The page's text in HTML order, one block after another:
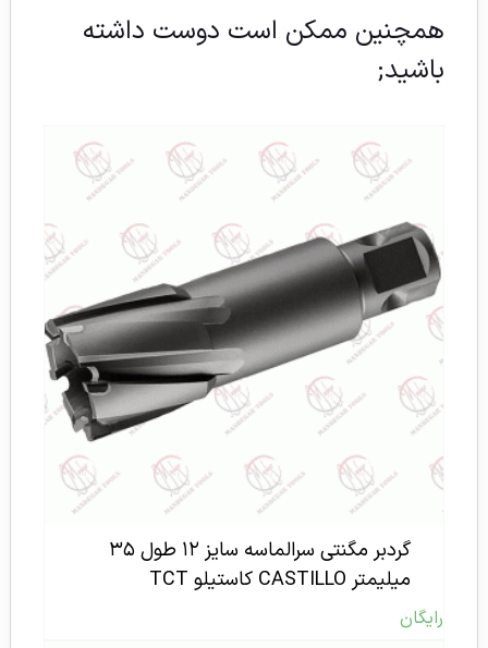
همچنین ممکن است دوست داشته
باشید;
گردبر مگنتی سرالماسه سایز ۱۲ طول ۳۵
میلیمتر CASTILLO کاستیلو TCT
رایگان